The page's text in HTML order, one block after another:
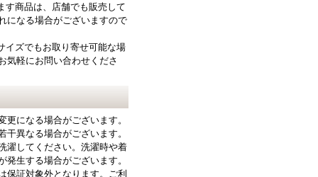
す商品は、店舗でも販売して
になる場合がございますので
イズでもお取り寄せ可能な場
気軽にお問い合わせくださ
更になる場合がございます。
干異なる場合がございます。
濯してください。洗濯時や着
発生する場合がございます。
保証対象外となります。ご利